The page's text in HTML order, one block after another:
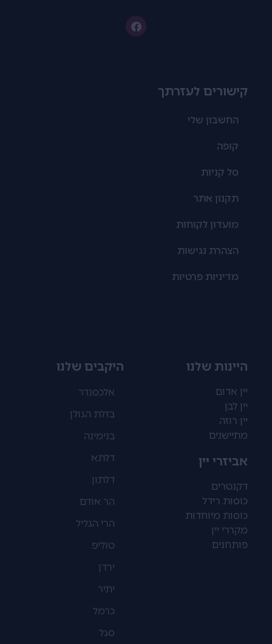
קישורים לעזרתך
החשבון שלי
קופה
סל קניות
תקנון אתר
מועדון לקוחות
הצהרת נגישות
מדיניות פרטיות
היינות שלנו
יין אדום
יין לבן
יין רוזה
מתיישנים
אביזרי יין
דקנטרים
כוסות רידל
כוסות מיוחדות
מקררי יין
פותחנים
היקבים שלנו
אלכסנדר
בזלת הגולן
בנימינה
דלתא
דלתון
הר אודם
הרי הגליל
טוליפ
ירדן
יתיר
כרמל
סגל